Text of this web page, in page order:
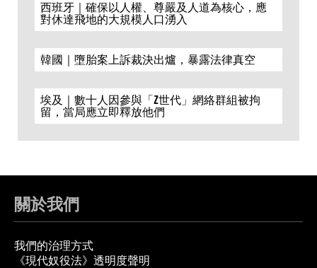
西班牙｜確保以人權、尊嚴及人道為核心，應
對休達飛地的大規模人口湧入
韓國｜墮胎案上訴裁決出爐，暴露法律真空
埃及｜數十人因參與「Z世代」網絡群組被拘
留，當局應立即釋放他們
關於我們
我們的治理方式
《現代奴役法》透明度聲明